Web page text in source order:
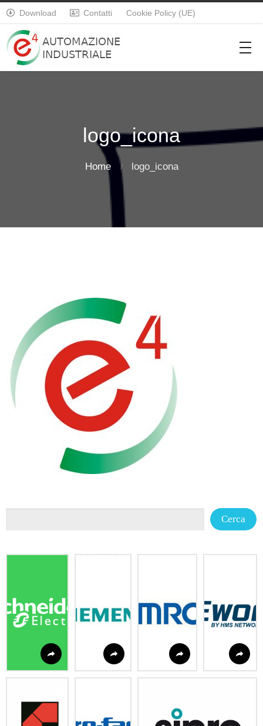
 Download  Contatti Cookie Policy (UE)
logo_icona
Home logo_icona